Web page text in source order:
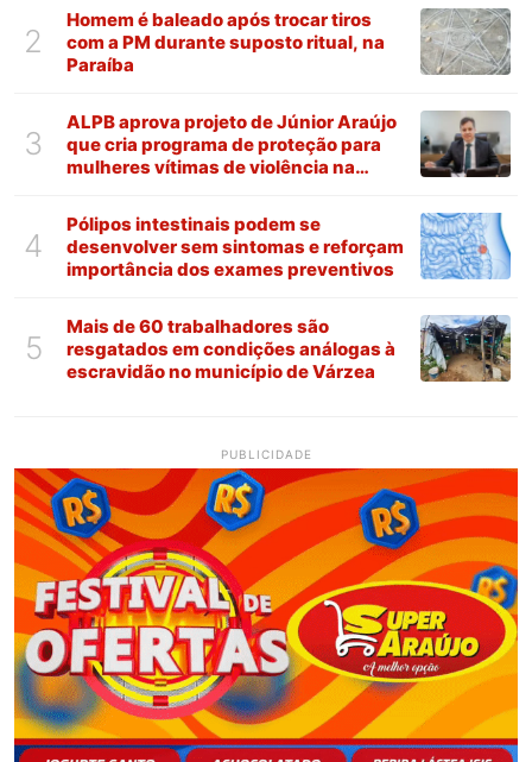
2
Homem é baleado após trocar tiros
com a PM durante suposto ritual, na
Paraíba
3
ALPB aprova projeto de Júnior Araújo
que cria programa de proteção para
mulheres vítimas de violência na
4
Pólipos intestinais podem se
desenvolver sem sintomas e reforçam
importância dos exames preventivos
5
Mais de 60 trabalhadores são
resgatados em condições análogas à
escravidão no município de Várzea
PUBLICIDADE